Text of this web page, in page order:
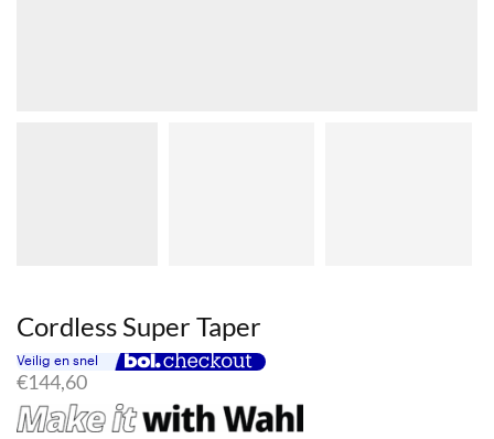
Cordless Super Taper
€144,60